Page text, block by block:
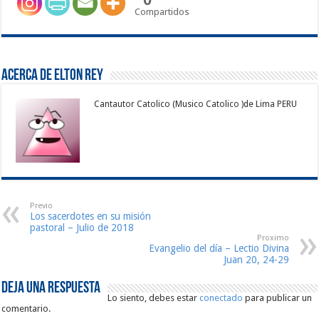
Compartidos
Acerca de Elton Rey
Cantautor Catolico (Musico Catolico )de Lima PERU
Previo
Los sacerdotes en su misión
pastoral – Julio de 2018
Proximo
Evangelio del día – Lectio Divina
Juan 20, 24-29
Deja una respuesta
Lo siento, debes estarconectado para publicar un
comentario.